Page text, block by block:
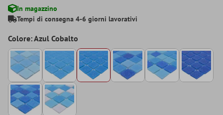
In magazzino
Tempi di consegna 4-6 giorni lavorativi
Colore: Azul Cobalto